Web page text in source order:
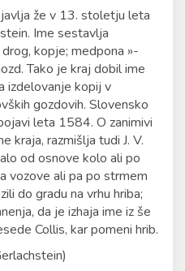
že v 13. stoletju leta
Ime sestavlja
kopje; medpona »-
Tako je kraj dobil ime
izdelovanje kopij v
gozdovih. Slovensko
leta 1584. O zanimivi
kraja, razmišlja tudi J. V.
od osnove kolo ali po
vozove ali pa po strmem
do gradu na vrhu hriba;
da je izhaja ime iz še
Collis, kar pomeni hrib.